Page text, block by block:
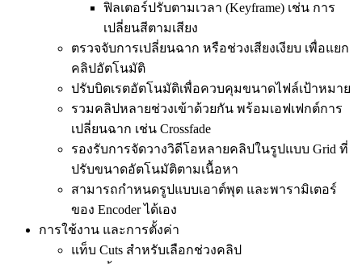
ฟิลเตอร์ปรับตามเวลา (Keyframe) เช่น การ
เปลี่ยนสีตามเสียง
ตรวจจับการเปลี่ยนฉาก หรือช่วงเสียงเงียบ เพื่อแยก
คลิปอัตโนมัติ
ปรับบิตเรตอัตโนมัติเพื่อควบคุมขนาดไฟล์เป้าหมาย
รวมคลิปหลายช่วงเข้าด้วยกัน พร้อมเอฟเฟกต์การ
เปลี่ยนฉาก เช่น Crossfade
รองรับการจัดวางวิดีโอหลายคลิปในรูปแบบ Grid ที่
ปรับขนาดอัตโนมัติตามเนื้อหา
สามารถกำหนดรูปแบบเอาต์พุต และพารามิเตอร์
ของ Encoder ได้เอง
การใช้งาน และการตั้งค่า
แท็บ Cuts สำหรับเลือกช่วงคลิป